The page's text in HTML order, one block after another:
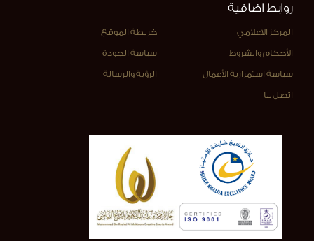
روابط اضافية
المركز الاعلامي خريطة الموقع
الأحكام والشروط سياسة الجودة
سياسة استمرارية الأعمال الرؤية والرسالة
اتصل بنا